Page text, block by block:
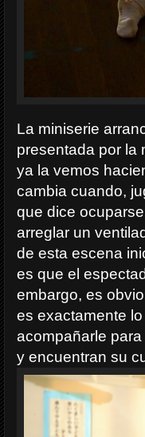
La miniserie
presentada por la
ya la vemos
cambia cuando,
que dice
arreglar un
de esta escena
es que el
embargo, es
es exactamente
acompañarle
y encuentran su